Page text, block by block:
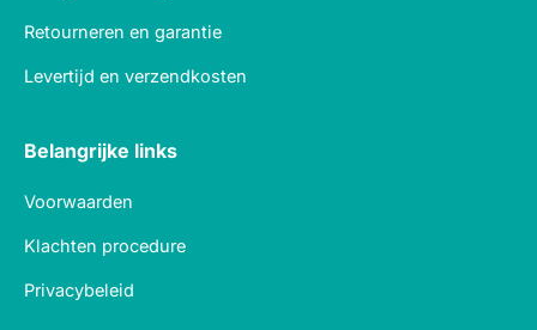
Retourneren en garantie
Levertijd en verzendkosten
Belangrijke links
Voorwaarden
Klachten procedure
Privacybeleid